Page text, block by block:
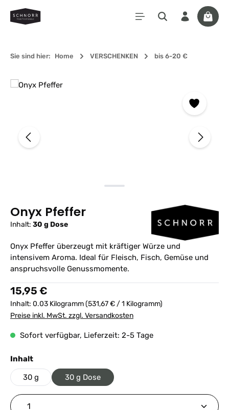
Zum Hauptinhalt springen
Sie sind hier: Home VERSCHENKEN bis 6-20 €
Bildergalerie überspringen
Onyx Pfeffer
Inhalt: 30 g Dose
Onyx Pfeffer überzeugt mit kräftiger Würze und
intensivem Aroma. Ideal für Fleisch, Fisch, Gemüse und
anspruchsvolle Genussmomente.
Regulärer Preis:
15,95 €
Inhalt: 0.03 Kilogramm(531,67 € / 1 Kilogramm)
Preise inkl. MwSt. zzgl. Versandkosten
Sofort verfügbar, Lieferzeit: 2-5 Tage
Inhaltauswählen
30 g 30 g Dose
Produkt Anzahl: Gib den gewünschten Wert ein